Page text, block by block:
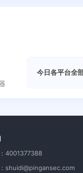
今日各平台全
4001377388
shuidi@pingansec.com